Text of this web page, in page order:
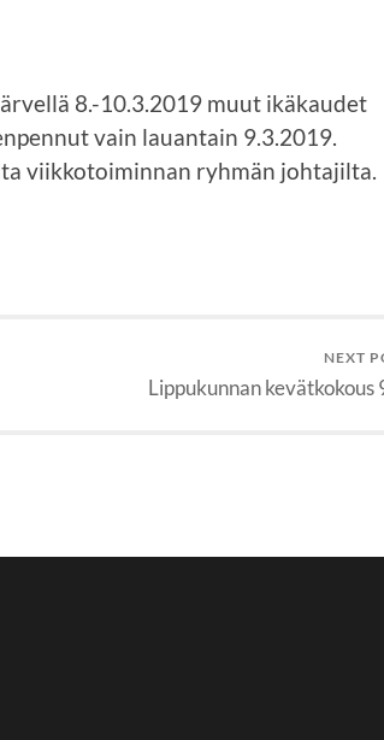
8.-10.3.2019 muut ikäkaudet
vain lauantain 9.3.2019.
viikkotoiminnan ryhmän johtajilta.
NEXT
Lippukunnan kevätkokous